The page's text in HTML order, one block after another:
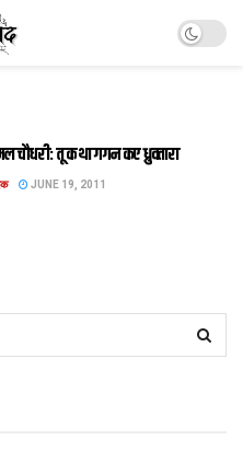
चौधरी: तू कथा गगन कए ध्रुवतारा
JUNE 19, 2011